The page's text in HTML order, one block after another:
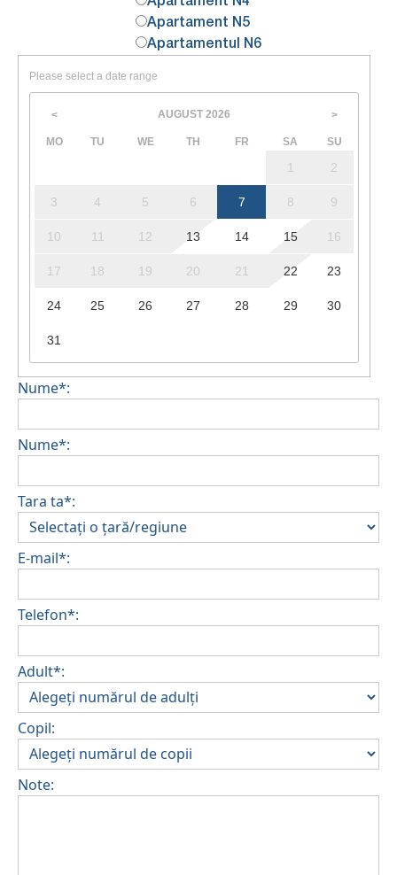
Apartament N5
Apartamentul N6
Please select a date range
< AUGUST 2026 >
MO TU WE TH FR SA SU
1 2
3 4 5 6 7 8 9
10 11 12 13 14 15 16
17 18 19 20 21 22 23
24 25 26 27 28 29 30
31
Nume*:
Nume*:
Tara ta*:
E-mail*:
Telefon*:
Adult*:
Copil:
Note: